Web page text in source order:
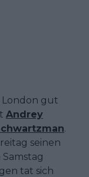
London gut
Andrey
.
seinen
tat sich